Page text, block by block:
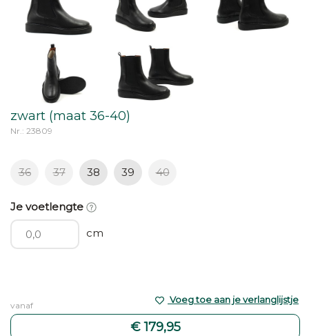
zwart (maat 36-40)
Nr.: 23809
36 37 38 39 40
Je voetlengte
cm
vanaf
€ 179,95
Voeg toe aan je verlanglijstje